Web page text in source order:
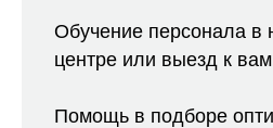
Обучение персонала в
центре или выезд к
Помощь в подборе